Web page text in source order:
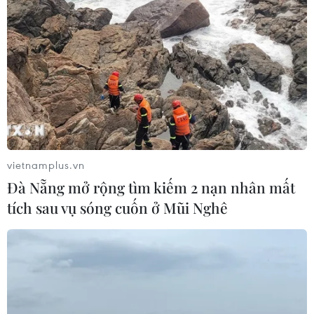
vietnamplus.vn
Đà Nẵng mở rộng tìm kiếm 2 nạn nhân mất
tích sau vụ sóng cuốn ở Mũi Nghê